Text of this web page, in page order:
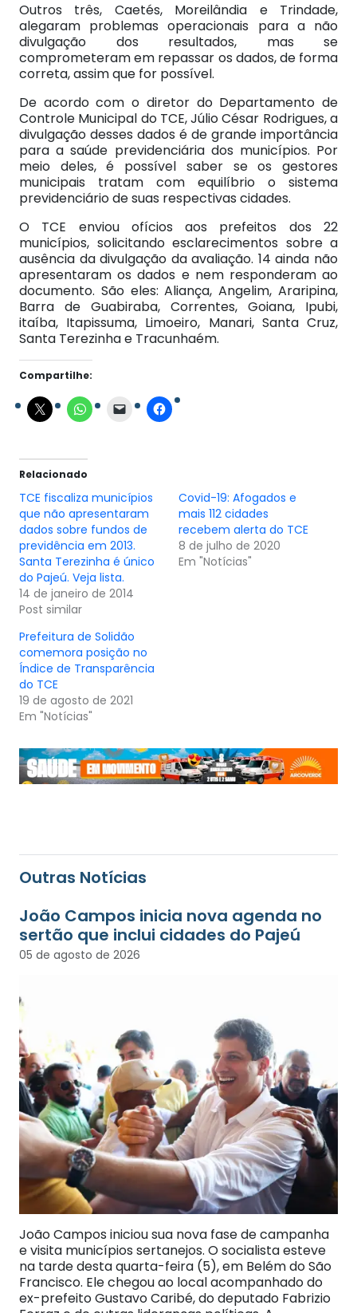
Outros três, Caetés, Moreilândia e Trindade,
alegaram problemas operacionais para a não
divulgação dos resultados, mas se
comprometeram em repassar os dados, de forma
correta, assim que for possível.
De acordo com o diretor do Departamento de
Controle Municipal do TCE, Júlio César Rodrigues, a
divulgação desses dados é de grande importância
para a saúde previdenciária dos municípios. Por
meio deles, é possível saber se os gestores
municipais tratam com equilíbrio o sistema
previdenciário de suas respectivas cidades.
O TCE enviou ofícios aos prefeitos dos 22
municípios, solicitando esclarecimentos sobre a
ausência da divulgação da avaliação. 14 ainda não
apresentaram os dados e nem responderam ao
documento. São eles: Aliança, Angelim, Araripina,
Barra de Guabiraba, Correntes, Goiana, Ipubi,
itaíba, Itapissuma, Limoeiro, Manari, Santa Cruz,
Santa Terezinha e Tracunhaém.
Compartilhe:
Relacionado
TCE fiscaliza municípios
que não apresentaram
dados sobre fundos de
previdência em 2013.
Santa Terezinha é único
do Pajeú. Veja lista.
14 de janeiro de 2014
Post similar
Covid-19: Afogados e
mais 112 cidades
recebem alerta do TCE
8 de julho de 2020
Em "Notícias"
Prefeitura de Solidão
comemora posição no
Índice de Transparência
do TCE
19 de agosto de 2021
Em "Notícias"
Outras Notícias
João Campos inicia nova agenda no
sertão que inclui cidades do Pajeú
05 de agosto de 2026
João Campos iniciou sua nova fase de campanha
e visita municípios sertanejos. O socialista esteve
na tarde desta quarta-feira (5), em Belém do São
Francisco. Ele chegou ao local acompanhado do
ex-prefeito Gustavo Caribé, do deputado Fabrizio